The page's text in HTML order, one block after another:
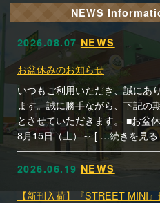
NEWS
2026.08.07 NEWS
お盆休みのお知らせ
いつもご利用いただき、誠にあ
ます。誠に勝手ながら、下記の
とさせていただきます。 ■お盆
8月15日（土）～ [ …続きを見る
2026.06.19 NEWS
【新刊入荷】『STREET MINI